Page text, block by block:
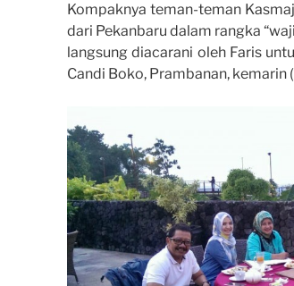
Kompaknya teman-teman
dari Pekanbaru dalam rangka
langsung diacarani oleh Faris
Candi Boko, Prambanan, kemarin